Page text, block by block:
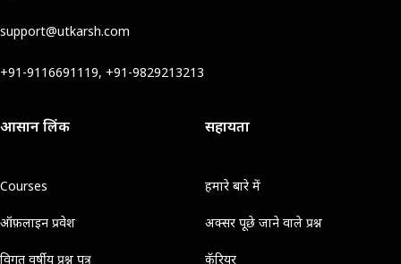
support@utkarsh.com
+91-9116691119, +91-9829213213
आसान लिंक
Courses
ऑफ़लाइन प्रवेश
विगत वर्षीय प्रश्न पत्र
सहायता
हमारे बारे में
अक्सर पूछे जाने वाले प्रश्न
कॅरियर